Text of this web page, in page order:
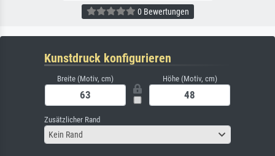
0 Bewertungen
Kunstdruck konfigurieren
Breite (Motiv, cm) Höhe (Motiv, cm)
Zusätzlicher Rand
Kein Rand